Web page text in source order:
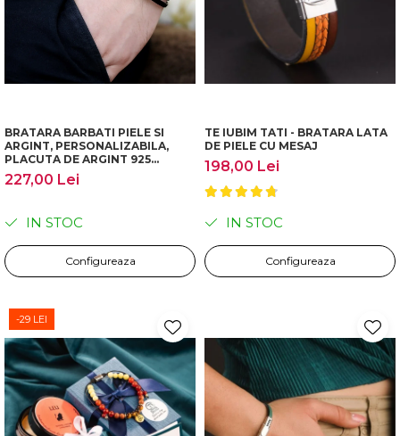
BRATARA BARBATI PIELE SI
ARGINT, PERSONALIZABILA,
PLACUTA DE ARGINT 925
GRAVATA
227,00 Lei
IN STOC
Configureaza
TE IUBIM TATI - BRATARA LATA
DE PIELE CU MESAJ
198,00 Lei
IN STOC
Configureaza
-29 LEI